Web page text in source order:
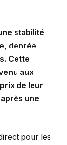
stabilité
denrée
Cette
aux
de leur
une
pour les